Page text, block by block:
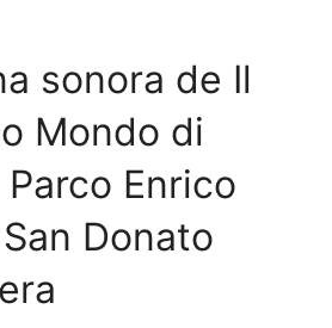
sonora de Il
Mondo di
Enrico
Donato